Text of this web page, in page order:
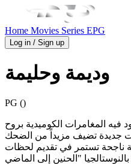
Home Movies Series EPG
Log in / Sign up
وديمة وحليمة
PG ()
المغامرات الكوميدية بروح
جديدة تضيف مزيداً من الضحك
ناجحة تستمر في تقديم لحظات